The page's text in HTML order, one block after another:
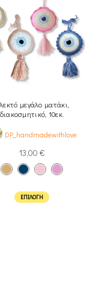
μεγάλο ματάκι,
διακοσμητικό, 10εκ.
DP_handmadewithlove
13,00 €
ΕΠΙΛΟΓΉ